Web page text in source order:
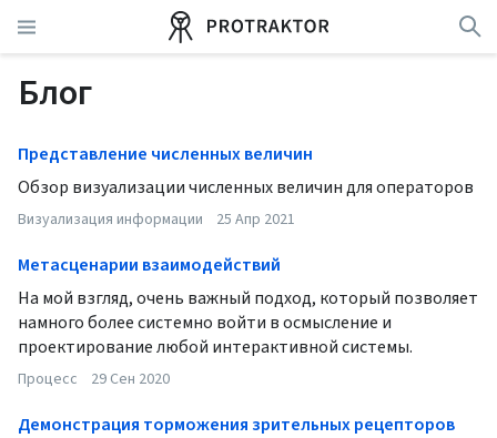
Блог
Визуализация информации 25 Апр 2021
Представление численных величин
Обзор визуализации численных величин для операторов
Процесс 29 Сен 2020
Метасценарии взаимодействий
На мой взгляд, очень важный подход, который позволяет
намного более системно войти в осмысление и
проектирование любой интерактивной системы.
Демонстрация торможения зрительных рецепторов